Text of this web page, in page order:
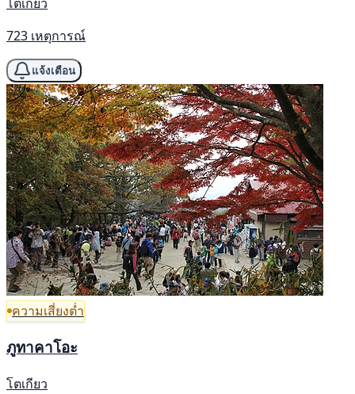
723 เหตุการณ์
แจ้งเตือน
ความเสี่ยงต่ำ
ภูทาคาโอะ
โตเกียว